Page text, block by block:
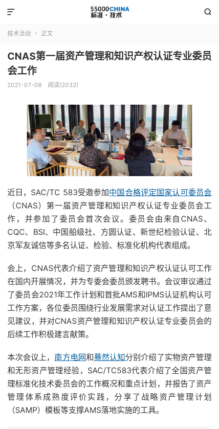


技术活动  正文
CNAS第一届资产管理和知识产权认证专业委员
会工作
2021-07-08 阅读(2032)
近日，SAC/TC 583受邀参加中国合格评定国家认可委员会
（CNAS）第一届资产管理和知识产权认证专业委员会工
作，并参加了委员会首次会议。委员会由来自CNAS、
CQC、BSI、中国船级社、方圆认证、新世纪检验认证、北
京军友诚信等多名认证、检验、标准化机构代表组成。
会上，CNAS代表介绍了资产管理和知识产权认证认可工作
在国内开展情况，并为专委会委员颁发聘书。会议审议通过
了委员会2021年工作计划和首批AMS和IPMS认证机构认可
工作方案，各位委员围绕行业发展需求对认证工作提出了意
见建议，并对CNAS资产管理和知识产权认证专业委员会的
后续工作积极建言献策。
本次会议上， 南方电网和蓦然认知分别介绍了实物资产管理
和无形资产管理经验，SAC/TC583代表介绍了全国资产管
理标准化技术委员会的工作概况和重点计划，并报告了资产
管理体系成熟度评价实践，分享了战略资产管理计划
（SAMP）模板等支撑AMS落地实施的工具。